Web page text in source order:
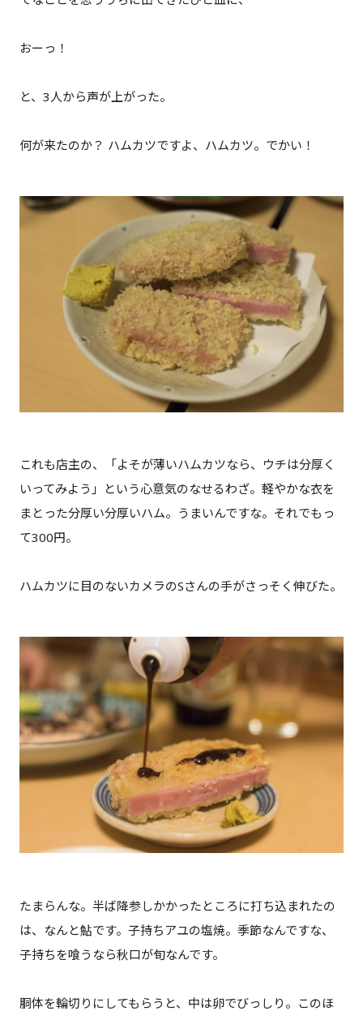
おーっ！
と、3人から声が上がった。
何が来たのか？ ハムカツですよ、ハムカツ。でかい！
これも店主の、「よそが薄いハムカツなら、ウチは分厚く
いってみよう」という心意気のなせるわざ。軽やかな衣を
まとった分厚い分厚いハム。うまいんですな。それでもっ
て300円。
ハムカツに目のないカメラのSさんの手がさっそく伸びた。
たまらんな。半ば降参しかかったところに打ち込まれたの
は、なんと鮎です。子持ちアユの塩焼。季節なんですな、
子持ちを喰うなら秋口が旬なんです。
胴体を輪切りにしてもらうと、中は卵でびっしり。このほ